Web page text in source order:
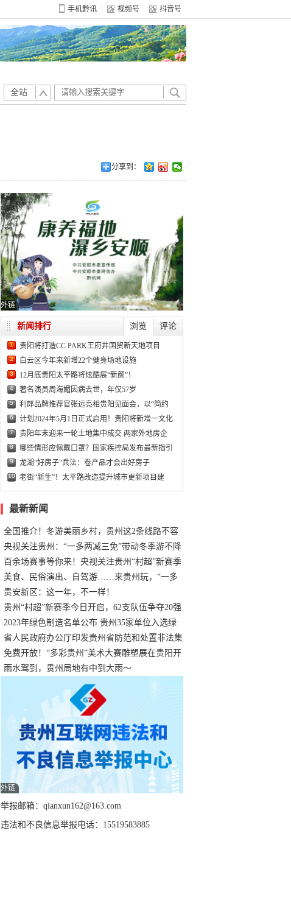
手机黔讯 视频号 抖音号
全站
分享到：
外链
浏览 评论
新闻排行
1 贵阳将打造CC PARK王府井国贸新天地项目
2 白云区今年来新增22个健身场地设施
3 12月底贵阳太平路将炫酷展“新颜”！
4 著名演员周海媚因病去世，年仅57岁
5 利郎品牌推荐官张远亮相贵阳见面会，以“简约
6 计划2024年5月1日正式启用！贵阳将新增一文化
7 贵阳年末迎来一轮土地集中成交 两家外地房企
8 哪些情形应佩戴口罩？国家疾控局发布最新指引
9 龙湖“好房子”兵法：卷产品才会出好房子
10 老街“新生”！太平路改造提升城市更新项目建
最新新闻
全国推介！冬游美丽乡村，贵州这2条线路不容
错过
央视关注贵州：“一多两减三免”带动冬季游不降
温
百余场赛事等你来！央视关注贵州“村超”新赛季
正式“打响”
美食、民俗演出、自驾游……来贵州玩，“一多
两减三免”！
贵安新区：这一年，不一样！
贵州“村超”新赛季今日开启，62支队伍争夺20强
名额
2023年绿色制造名单公布 贵州35家单位入选绿
色工厂
省人民政府办公厅印发贵州省防范和处置非法集
资工作实施细则
免费开放！“多彩贵州”美术大赛雕塑展在贵阳开
展，持续至1月19日
雨水驾到，贵州局地有中到大雨～
外链
举报邮箱：qianxun162@163.com
违法和不良信息举报电话：15519583885